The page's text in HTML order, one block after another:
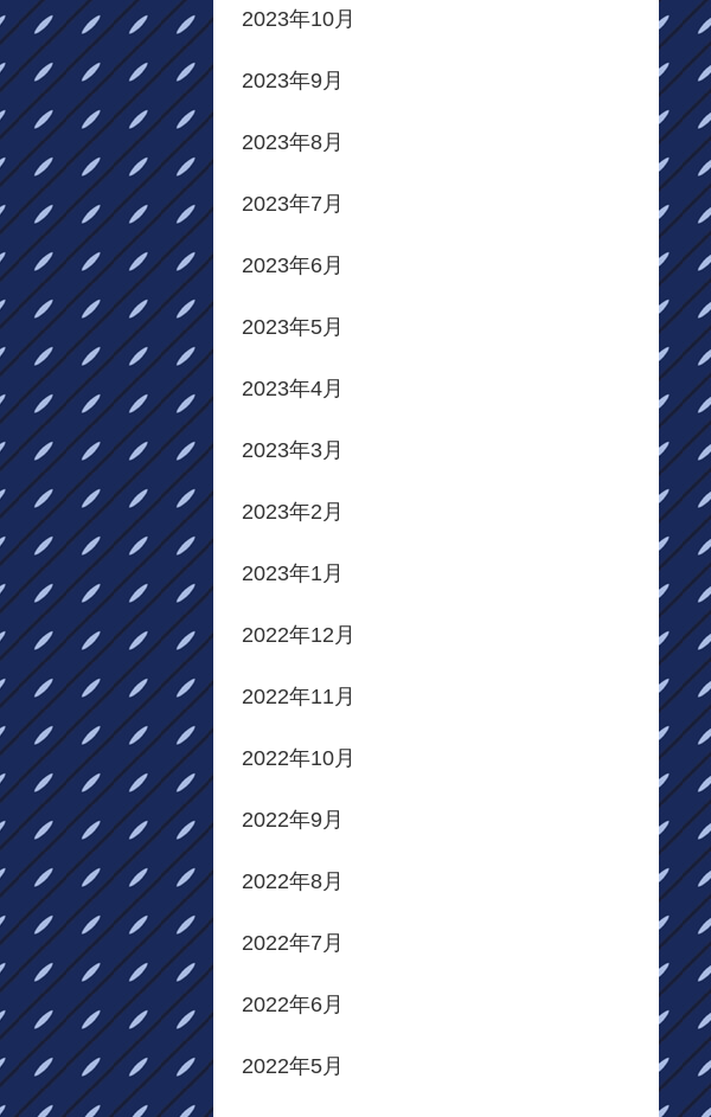
2023年10月
2023年9月
2023年8月
2023年7月
2023年6月
2023年5月
2023年4月
2023年3月
2023年2月
2023年1月
2022年12月
2022年11月
2022年10月
2022年9月
2022年8月
2022年7月
2022年6月
2022年5月